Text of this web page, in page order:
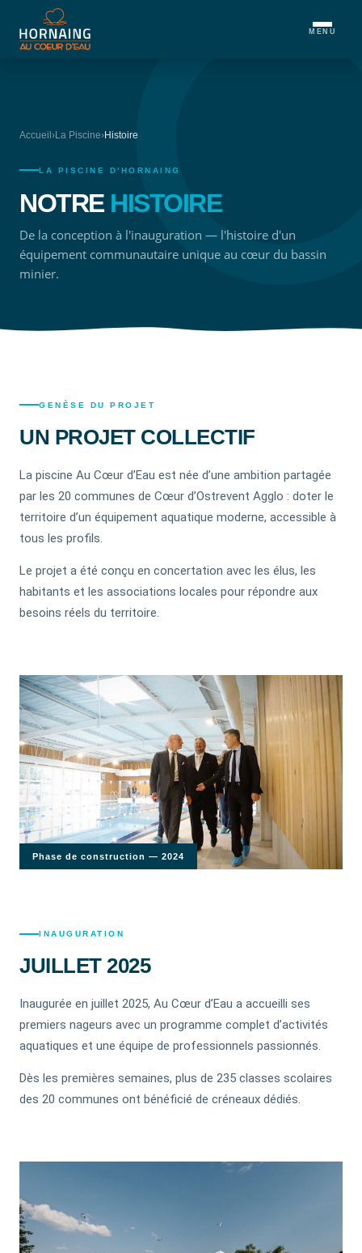
MENU
Accueil ›La Piscine›Histoire
LA PISCINE D'HORNAING
NOTRE HISTOIRE
De la conception à l'inauguration — l'histoire d'un
équipement communautaire unique au cœur du bassin
minier.
GENÈSE DU PROJET
UN PROJET COLLECTIF
La piscine Au Cœur d’Eau est née d’une ambition partagée
par les 20 communes de Cœur d’Ostrevent Agglo : doter le
territoire d’un équipement aquatique moderne, accessible à
tous les profils.
Le projet a été conçu en concertation avec les élus, les
habitants et les associations locales pour répondre aux
besoins réels du territoire.
Phase de construction — 2024
INAUGURATION
JUILLET 2025
Inaugurée en juillet 2025, Au Cœur d’Eau a accueilli ses
premiers nageurs avec un programme complet d’activités
aquatiques et une équipe de professionnels passionnés.
Dès les premières semaines, plus de 235 classes scolaires
des 20 communes ont bénéficié de créneaux dédiés.